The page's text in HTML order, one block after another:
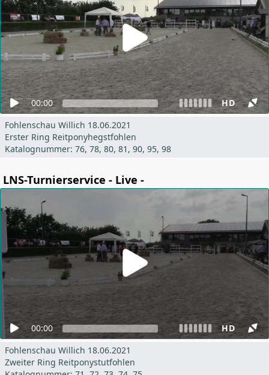
00:00
HD
Fohlenschau Willich 18.06.2021
Erster Ring Reitponyhegstfohlen
Katalognummer: 76, 78, 80, 81, 90, 95, 98
LNS-Turnierservice - Live -
00:00
HD
Fohlenschau Willich 18.06.2021
Zweiter Ring Reitponystutfohlen